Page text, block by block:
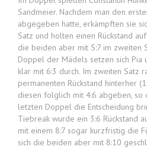
Sandmeier. Nachdem man den
abgegeben hatte, erkämpften sie
Satz und holten einen Rückstand
die beiden aber mit 5:7 im zweiten
Doppel der Mädels setzen sich Pia
klar mit 6:3 durch. Im zweiten Satz
permanenten Rückstand hinterher
diesen folglich mit 4:6 abgeben, so
letzten Doppel die Entscheidung
Tiebreak wurde ein 3:6 Rückstand
mit einem 8:7 sogar kurzfristig die
sich die beiden aber mit 8:10